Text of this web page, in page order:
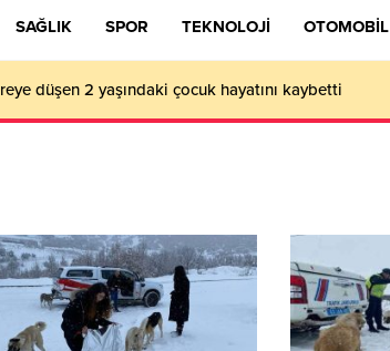
SAĞLIK SPOR TEKNOLOJİ OTOMOBİL
düşen 2 yaşındaki çocuk hayatını kaybetti